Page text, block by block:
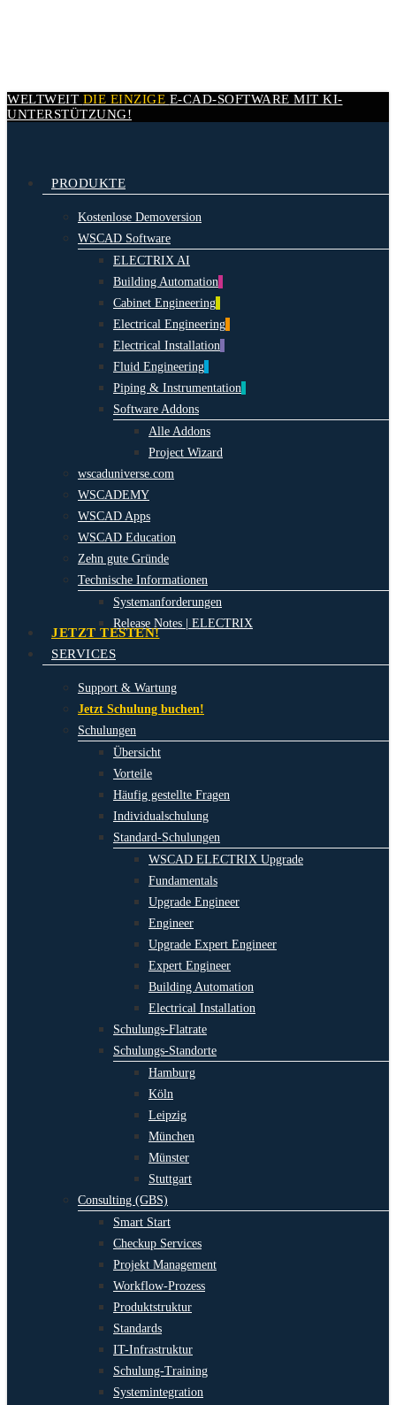
WELTWEIT DIE EINZIGE E-CAD-SOFTWARE MIT KI-
UNTERSTÜTZUNG!
search
Menu PRODUKTE
Kostenlose Demoversion
WSCAD Software
ELECTRIX AI
Building Automation
Cabinet Engineering
Electrical Engineering
Electrical Installation
Fluid Engineering
Piping & Instrumentation
Software Addons
Alle Addons
Project Wizard
wscaduniverse.com
WSCADEMY
WSCAD Apps
WSCAD Education
Zehn gute Gründe
Technische Informationen
Systemanforderungen
Release Notes | ELECTRIX
JETZT TESTEN!
SERVICES
Support & Wartung
Jetzt Schulung buchen!
Schulungen
Übersicht
Vorteile
Häufig gestellte Fragen
Individualschulung
Standard-Schulungen
WSCAD ELECTRIX Upgrade
Fundamentals
Upgrade Engineer
Engineer
Upgrade Expert Engineer
Expert Engineer
Building Automation
Electrical Installation
Schulungs-Flatrate
Schulungs-Standorte
Hamburg
Köln
Leipzig
München
Münster
Stuttgart
Consulting (GBS)
Smart Start
Checkup Services
Projekt Management
Workflow-Prozess
Produktstruktur
Standards
IT-Infrastruktur
Schulung-Training
Systemintegration